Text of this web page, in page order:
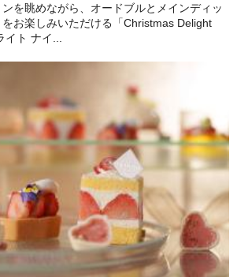
を眺めながら、オードブルとメインディッ
お楽しみいただける「Christmas Delight
ト ナイ...